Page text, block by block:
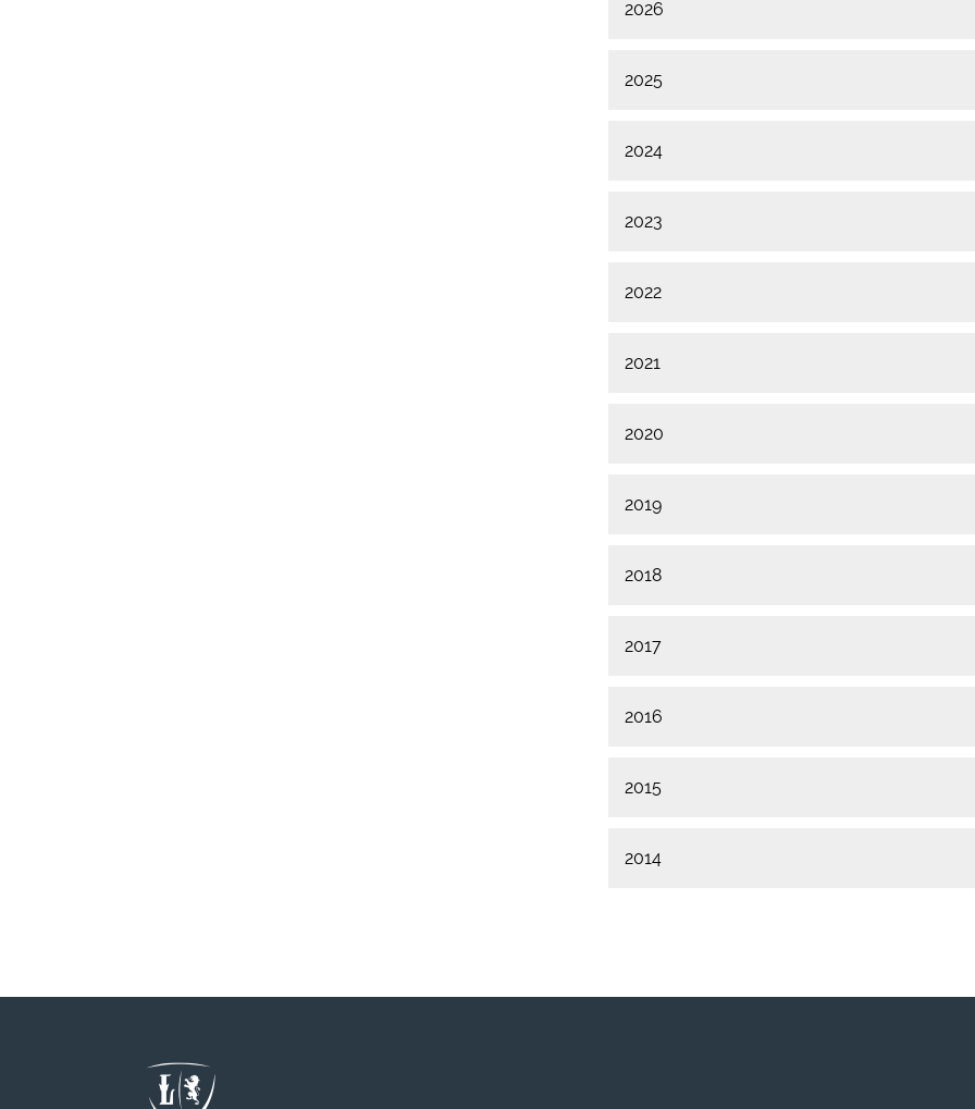
2026
2025
2024
2023
2022
2021
2020
2019
2018
2017
2016
2015
2014